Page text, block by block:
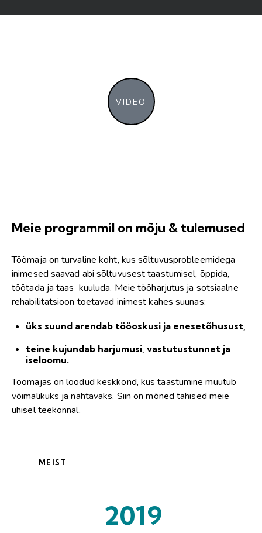
VIDEO
Meie programmil on mõju & tulemused
Töömaja on turvaline koht, kus sõltuvusprobleemidega
inimesed saavad abi sõltuvusest taastumisel, õppida,
töötada ja taas kuuluda. Meie tööharjutus ja sotsiaalne
rehabilitatsioon toetavad inimest kahes suunas:
üks suund arendab tööoskusi ja enesetõhusust,
teine kujundab harjumusi, vastutustunnet ja
iseloomu.
Töömajas on loodud keskkond, kus taastumine muutub
võimalikuks ja nähtavaks. Siin on mõned tähised meie
ühisel teekonnal.
MEIST
2019